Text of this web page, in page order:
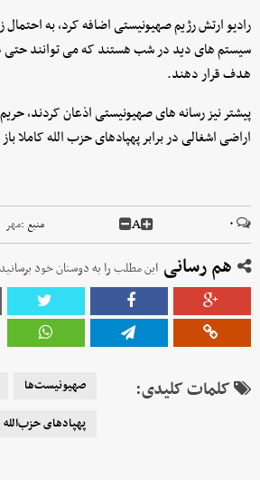
رادیو ارتش رژیم صهیونیستی اضافه کرد، به احتمال
سیستم های دید در شب هستند که می توانند حتی
هدف قرار دهند.
پیشتر نیز رسانه های صهیونیستی اذعان کردند،
اراضی اشغالی در برابر پهپادهای حزب الله کاملا
۰ A منبع :مهر
هم رسانی این مطلب را به دوستان خود
کلمات کلیدی: صهیونیست‌ها
پهپادهای حزب‌الله